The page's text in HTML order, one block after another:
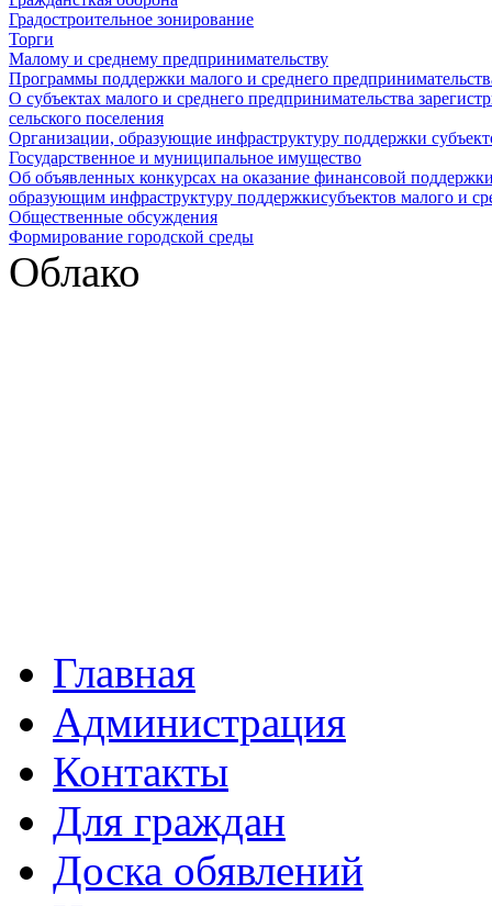
Градостроительное зонирование
Торги
Малому и среднему предпринимательству
Программы поддержки малого и среднего
О субъектах малого и среднего предпринимательства
сельского поселения
Организации, образующие инфраструктуру поддержки
Государственное и муниципальное имущество
Об объявленных конкурсах на оказание финансовой
образующим инфраструктуру поддержкисубъектов малого и
Общественные обсуждения
Формирование городской среды
Облако
Главная
Администрация
Контакты
Для граждан
Доска обявлений